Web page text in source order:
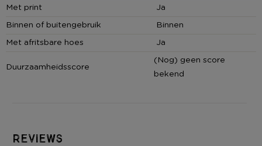
Met print
Ja
Binnen of buitengebruik
Binnen
Met afritsbare hoes
Ja
Duurzaamheidsscore
(Nog) geen score
bekend
Reviews